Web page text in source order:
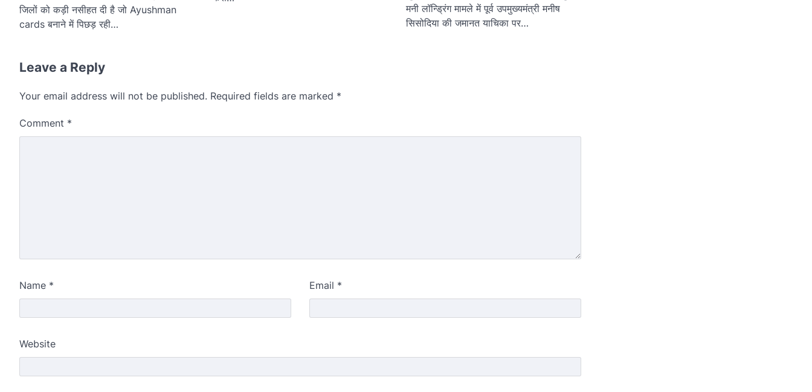
जिलों को कड़ी नसीहत दी है जो Ayushman
cards बनाने में पिछड़ रही…
मनी लॉन्ड्रिंग मामले में पूर्व उपमुख्यमंत्री मनीष
सिसोदिया की जमानत याचिका पर…
Leave a Reply
Your email address will not be published. Required fields are marked *
Comment *
Name * Email *
Website